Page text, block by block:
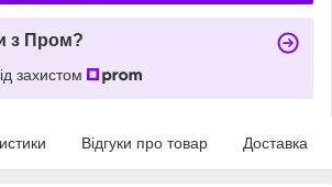
з Пром?
захистом
Відгуки про товар Доставка